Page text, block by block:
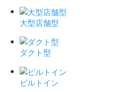
大型店舗型
ダクト型
ビルトイン